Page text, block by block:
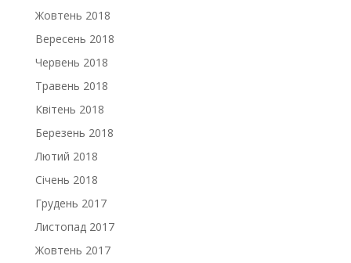
Жовтень 2018
Вересень 2018
Червень 2018
Травень 2018
Квітень 2018
Березень 2018
Лютий 2018
Січень 2018
Грудень 2017
Листопад 2017
Жовтень 2017